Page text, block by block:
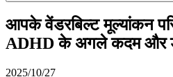
आपके वेंडरबिल्ट मूल्यांकन
ADHD के अगले कदम और
2025/10/27